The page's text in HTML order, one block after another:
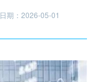
日期：2026-05-01